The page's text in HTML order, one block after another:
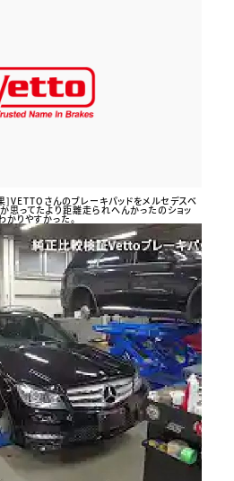
]VETTOさんのブレーキパッドをメルセデスベ
思ってたより距離走られへんかったのショッ
かりやすかった。